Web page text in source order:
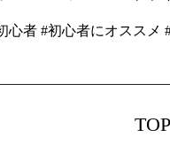
心者 #初心者にオススメ
TOP